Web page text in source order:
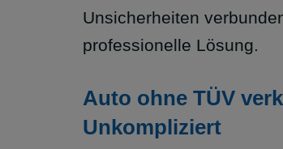
Unsicherheiten
professionelle Lösung.
Auto ohne TÜV
Unkompliziert